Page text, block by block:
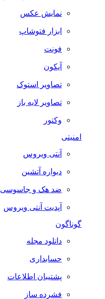
نمایش عکس
ابزار فتوشاپ
فونت
آیکون
تصاویر استوک
تصاویر لایه باز
وکتور
امنیتی
آنتی ویروس
دیواره آتشین
ضد هک و جاسوسی
آپدیت آنتی ویروس
گوناگون
دانلود مجله
حسابداری
پشتیبان اطلاعات
فشرده ساز